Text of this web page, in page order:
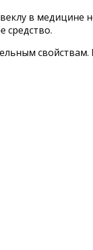
в медицине
средство.